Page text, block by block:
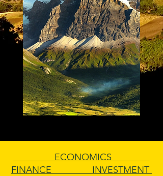
ECONOMICS
FINANCE INVESTMENT